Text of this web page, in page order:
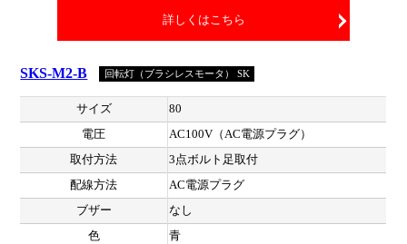
詳しくはこちら
SKS-M2-B 回転灯（ブラシレスモータ） SK
サイズ
80
電圧
AC100V（AC電源プラグ）
取付方法
3点ボルト足取付
配線方法
AC電源プラグ
ブザー
なし
色
青